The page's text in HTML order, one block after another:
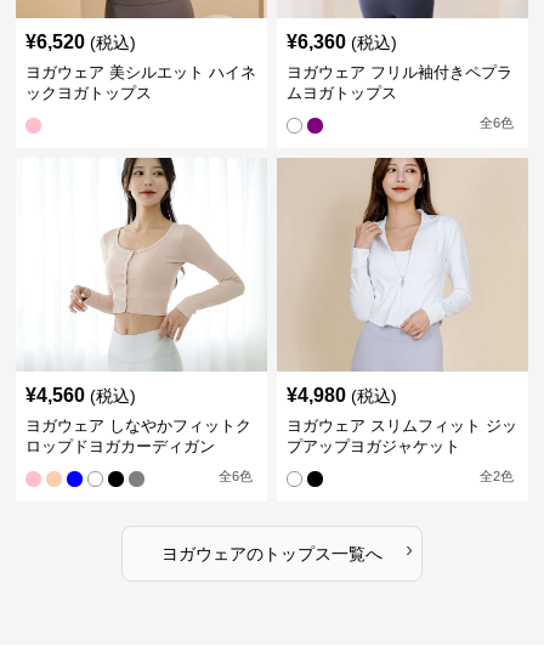
¥6,520 (税込)
ヨガウェア 美シルエット ハイネ
ックヨガトップス
¥6,360 (税込)
ヨガウェア フリル袖付きペプラ
ムヨガトップス
全6色
¥4,560 (税込)
ヨガウェア しなやかフィットク
ロップドヨガカーディガン
全6色
¥4,980 (税込)
ヨガウェア スリムフィット ジッ
プアップヨガジャケット
全2色
ヨガウェアのトップス一覧へ ›